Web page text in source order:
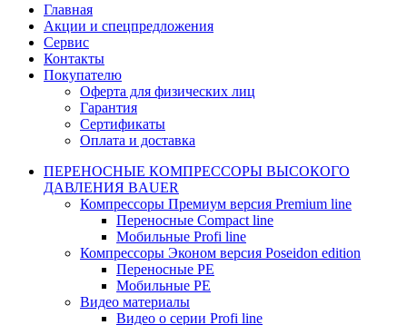
Главная
Акции и спецпредложения
Сервис
Контакты
Покупателю
Оферта для физических лиц
Гарантия
Сертификаты
Оплата и доставка
ПЕРЕНОСНЫЕ КОМПРЕССОРЫ ВЫСОКОГО
ДАВЛЕНИЯ BAUER
Компрессоры Премиум версия Premium line
Переносные Compact line
Мобильные Profi line
Компрессоры Эконом версия Poseidon edition
Переносные PE
Мобильные PE
Видео материалы
Видео о серии Profi line